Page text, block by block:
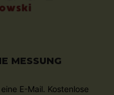
MESSUNG
E-Mail. Kostenlose